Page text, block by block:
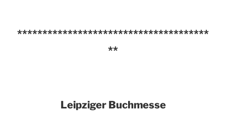
**************************************
**
Leipziger Buchmesse